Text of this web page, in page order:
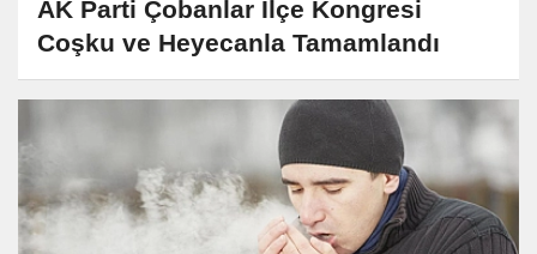
AK Parti Çobanlar İlçe Kongresi
Coşku ve Heyecanla Tamamlandı